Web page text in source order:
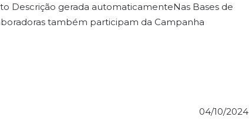
Nas Bases de
também participam da Campanha
04/10/2024